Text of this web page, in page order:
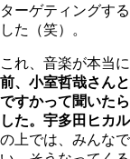
ターゲティングす
した（笑）。
これ、音楽が本当
前、小室哲哉さん
ですかって聞いた
した。宇多田ヒカ
の上では、みんな